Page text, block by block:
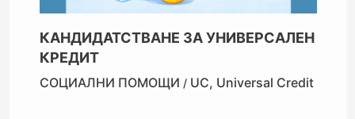
КАНДИДАТСТВАНЕ ЗА УНИВЕРСАЛЕН
КРЕДИТ
СОЦИАЛНИ ПОМОЩИ / UC, Universal Credit